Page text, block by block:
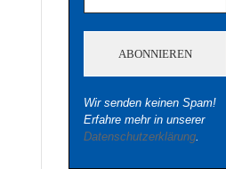
Wir senden keinen Spam!
Erfahre mehr in unserer
Datenschutzerklärung.